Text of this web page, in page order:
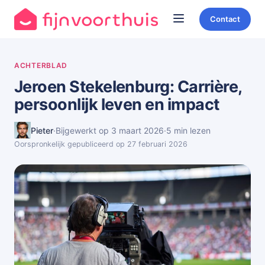
Contact
ACHTERBLAD
Jeroen Stekelenburg: Carrière,
persoonlijk leven en impact
Pieter·Bijgewerkt op 3 maart 2026·5 min lezen
Oorspronkelijk gepubliceerd op 27 februari 2026